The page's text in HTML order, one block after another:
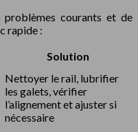
courants et de
rapide :
Solution
Nettoyer le rail, lubrifier
les galets, vérifier
l’alignement et ajuster si
nécessaire